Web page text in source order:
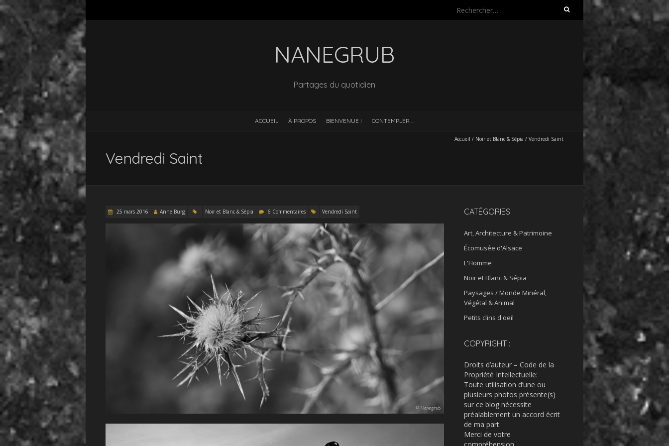
Rechercher :
NANEGRUB
Partages du quotidien
ACCUEIL À PROPOS BIENVENUE ! CONTEMPLER …
Accueil / Noir et Blanc & Sépia / Vendredi Saint
Vendredi Saint
25 mars 2016 Anne Burg Noir et Blanc & Sépia 6 Commentaires Vendredi Saint CATÉGORIES
Art, Architecture & Patrimoine
Écomusée d'Alsace
L'Homme
Noir et Blanc & Sépia
Paysages / Monde Minéral,
Végétal & Animal
Petits clins d'oeil
COPYRIGHT :
Droits d’auteur – Code de la
Propriété Intellectuelle:
Toute utilisation d’une ou
plusieurs photos présente(s)
sur ce blog nécessite
préalablement un accord écrit
de ma part.
Merci de votre